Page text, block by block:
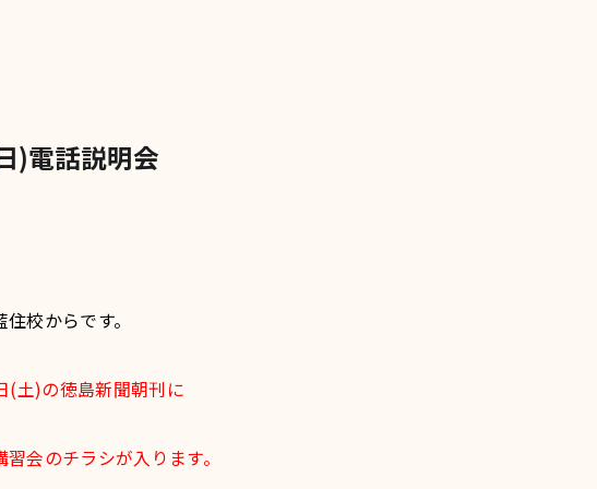
)電話説明会
校からです。
(土)の徳島新聞朝刊に
会のチラシが入ります。